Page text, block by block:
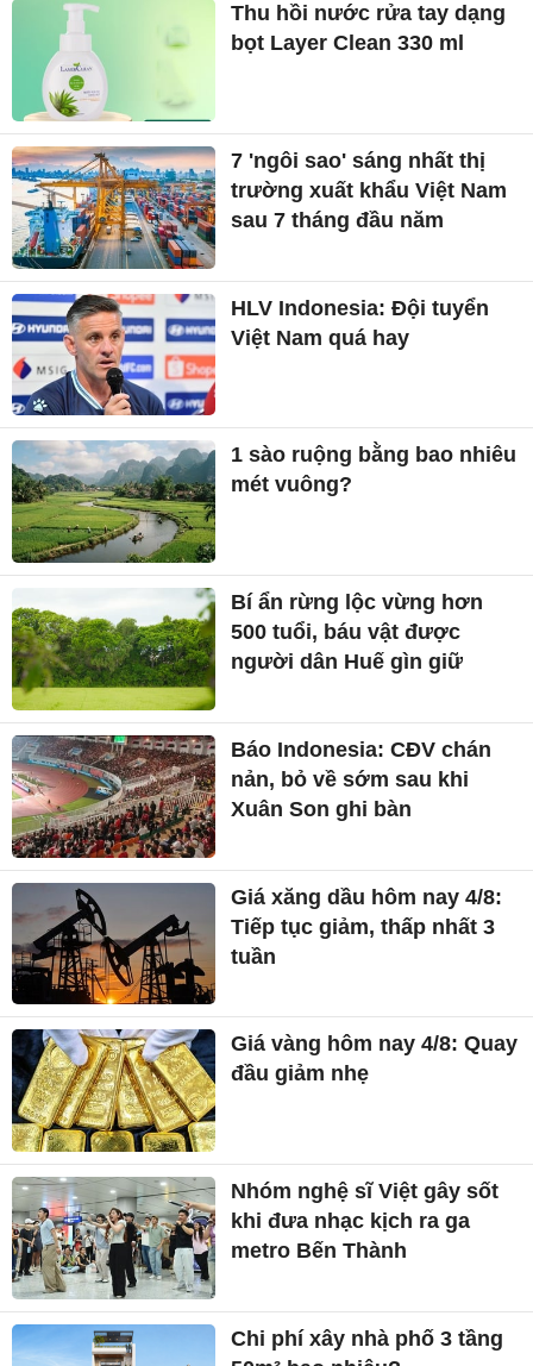
Thu hồi nước rửa tay dạng
bọt Layer Clean 330 ml
7 'ngôi sao' sáng nhất thị
trường xuất khẩu Việt Nam
sau 7 tháng đầu năm
HLV Indonesia: Đội tuyển
Việt Nam quá hay
1 sào ruộng bằng bao nhiêu
mét vuông?
Bí ẩn rừng lộc vừng hơn
500 tuổi, báu vật được
người dân Huế gìn giữ
Báo Indonesia: CĐV chán
nản, bỏ về sớm sau khi
Xuân Son ghi bàn
Giá xăng dầu hôm nay 4/8:
Tiếp tục giảm, thấp nhất 3
tuần
Giá vàng hôm nay 4/8: Quay
đầu giảm nhẹ
Nhóm nghệ sĩ Việt gây sốt
khi đưa nhạc kịch ra ga
metro Bến Thành
Chi phí xây nhà phố 3 tầng